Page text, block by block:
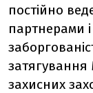
постійно
партнерами
затягування
захисних